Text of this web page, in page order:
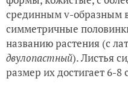
срединным v-образным
симметричные
названию растения (с
двулопастный). Листья
размер их достигает 6-8